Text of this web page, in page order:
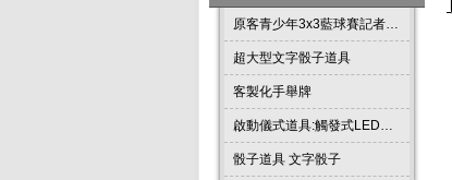
原客青少年3x3藍球賽記者會啟動道具
超大型文字骰子道具
客製化手舉牌
啟動儀式道具:觸發式LED發光燈條字板
骰子道具 文字骰子